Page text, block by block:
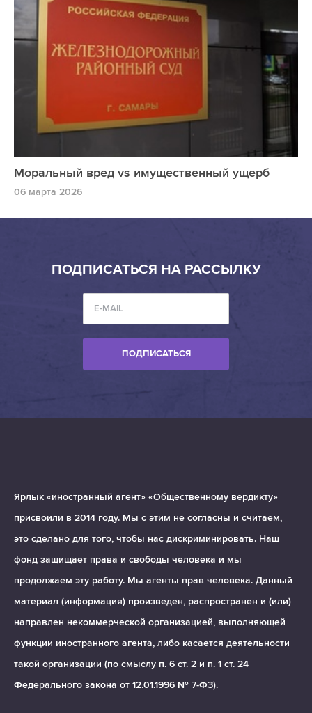
Моральный вред vs имущественный ущерб
06 марта 2026
ПОДПИСАТЬСЯ НА РАССЫЛКУ
ПОДПИСАТЬСЯ
Ярлык «иностранный агент» «Общественному вердикту»
присвоили в 2014 году. Мы с этим не согласны и считаем,
это сделано для того, чтобы нас дискриминировать. Наш
фонд защищает права и свободы человека и мы
продолжаем эту работу. Мы агенты прав человека. Данный
материал (информация) произведен, распространен и (или)
направлен некоммерческой организацией, выполняющей
функции иностранного агента, либо касается деятельности
такой организации (по смыслу п. 6 ст. 2 и п. 1 ст. 24
Федерального закона от 12.01.1996 № 7-ФЗ).